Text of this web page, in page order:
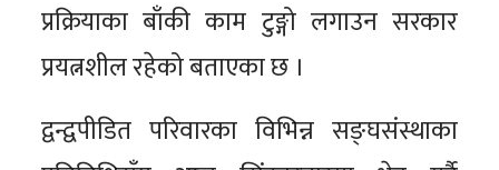
प्रक्रियाका बाँकी काम टुङ्गो लगाउन सरकार
प्रयत्नशील रहेको बताएका छ ।
द्वन्द्वपीडित परिवारका विभिन्न सङ्घसंस्थाका